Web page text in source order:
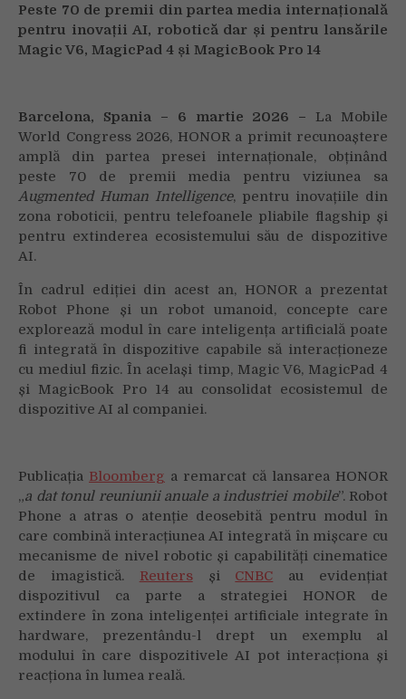
2026
pentru
Robot
în
zona
telefoanelor
pliabile
cu
Magic
Peste 70 de premii din partea media internațională
pentru inovații AI, robotică dar și pentru lansările
Magic V6, MagicPad 4 și MagicBook Pro 14
Barcelona, Spania – 6 martie 2026 – La Mobile
World Congress 2026, HONOR a primit recunoaștere
amplă din partea presei internaționale, obținând
peste 70 de premii media pentru viziunea sa
Augmented Human Intelligence, pentru inovațiile din
zona roboticii, pentru telefoanele pliabile flagship și
pentru extinderea ecosistemului său de dispozitive
AI.
În cadrul ediției din acest an, HONOR a prezentat
Robot Phone și un robot umanoid, concepte care
explorează modul în care inteligența artificială poate
fi integrată în dispozitive capabile să interacționeze
cu mediul fizic. În același timp, Magic V6, MagicPad 4
și MagicBook Pro 14 au consolidat ecosistemul de
dispozitive AI al companiei.
Publicația Bloomberg a remarcat că lansarea HONOR
„a dat tonul reuniunii anuale a industriei mobile”. Robot
Phone a atras o atenție deosebită pentru modul în
care combină interacțiunea AI integrată în mișcare cu
mecanisme de nivel robotic și capabilități cinematice
de imagistică. Reutersși CNBC au evidențiat
dispozitivul ca parte a strategiei HONOR de
extindere în zona inteligenței artificiale integrate în
hardware, prezentându-l drept un exemplu al
modului în care dispozitivele AI pot interacționa și
reacționa în lumea reală.